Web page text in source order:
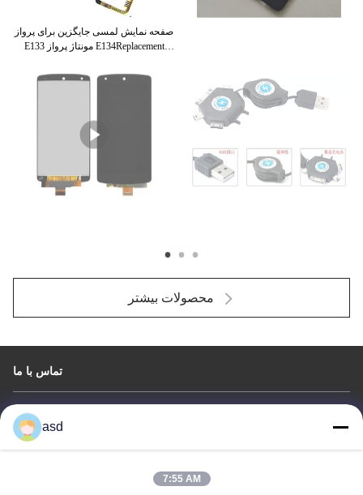
صفحه نمایش لمسی جایگزین برای پرواز
E133 مونتاژ پرواز E134Replacement
مونتاژ پرواز E134Replacemen
محصولات بیشتر
تماس با ما
China Phone LCD Screen Replacement Online Market
نشانی:
address China Phone LCD Screen Replacement Online Market
asd
7:55 AM